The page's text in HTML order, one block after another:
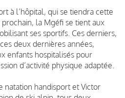
à l’hôpital, qui se tiendra cette
la Mgéfi se tient aux
ses sportifs. Ces derniers,
deux dernières années,
enfants hospitalisés pour
d’activité physique adaptée.
natation handisport et Victor